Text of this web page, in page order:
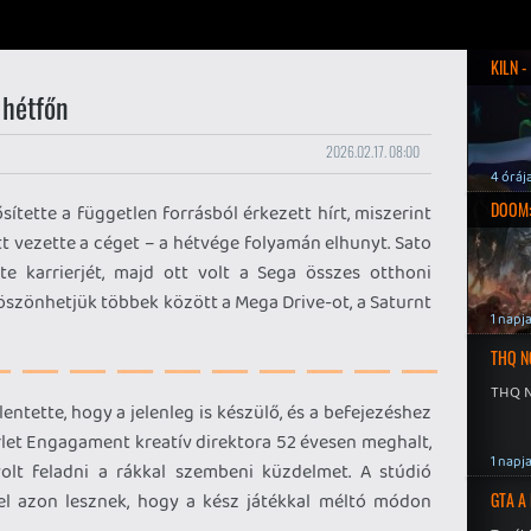
2026.02.17. 08:00
a független forrásból érkezett hírt, miszerint
vezette a céget – a hétvége folyamán elhunyt. Sato
karrierjét, majd ott volt a Sega összes otthoni
többek között a Mega Drive-ot, a Saturnt
hogy a jelenleg is készülő, és a befejezéshez
Engagament kreatív direktora 52 évesen meghalt,
feladni a rákkal szembeni küzdelmet. A stúdió
azon lesznek, hogy a kész játékkal méltó módon
KILN -
4
1 napja
THQ
THQ
1 napja
GTA A